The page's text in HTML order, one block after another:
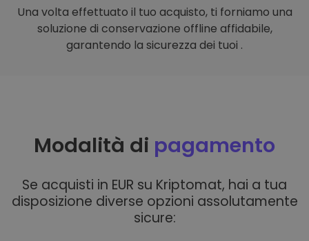
Una volta effettuato il tuo acquisto, ti forniamo una
soluzione di conservazione offline affidabile,
garantendo la sicurezza dei tuoi .
Modalità di pagamento
Se acquisti in EUR su Kriptomat, hai a tua
disposizione diverse opzioni assolutamente
sicure: